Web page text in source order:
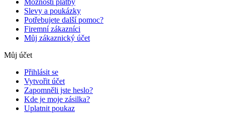
Slevy a poukázky
Potřebujete další pomoc?
Firemní zákazníci
Můj zákaznický účet
Můj účet
Přihlásit se
Vytvořit účet
Zapomněli jste heslo?
Kde je moje zásilka?
Uplatnit poukaz